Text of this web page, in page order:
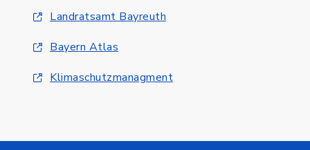
Landratsamt Bayreuth
Bayern Atlas
Klimaschutzmanagment